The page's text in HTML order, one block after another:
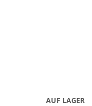
AUF LAGER